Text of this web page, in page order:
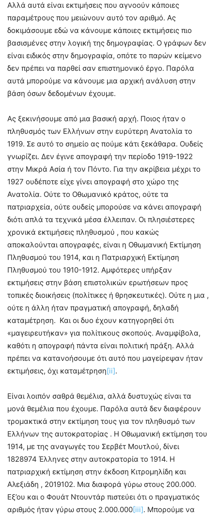
Αλλά αυτά είναι εκτιμήσεις που αγνοούν κάποιες
παραμέτρους που μειώνουν αυτό τον αριθμό. Ας
δοκιμάσουμε εδώ να κάνουμε κάποιες εκτιμήσεις πιο
βασισμένες στην λογική της δημογραφίας. Ο γράφων δεν
είναι ειδικός στην δημογραφία, οπότε το παρών κείμενο
δεν πρέπει να παρθεί σαν επιστημονικό έργο. Παρόλα
αυτά μπορούμε να κάνουμε μια αρχική ανάλυση στην
βάση όσων δεδομένων έχουμε.
Ας ξεκινήσουμε από μια βασική αρχή. Ποιος ήταν ο
πληθυσμός των Ελλήνων στην ευρύτερη Ανατολία το
1919. Σε αυτό το σημείο ας πούμε κάτι ξεκάθαρα. Ουδείς
γνωρίζει. Δεν έγινε απογραφή την περίοδο 1919-1922
στην Μικρά Ασία ή τον Πόντο. Για την ακρίβεια μέχρι το
1927 ουδέποτε είχε γίνει απογραφή στο χώρο της
Ανατολία. Ούτε το Οθωμανικό κράτος, ούτε τα
πατριαρχεία, ούτε ουδείς μπορούσε να κάνει απογραφή
διότι απλά τα τεχνικά μέσα έλλειπαν. Οι πλησιέστερες
χρονικά εκτιμήσεις πληθυσμού , που κακώς
αποκαλούνται απογραφές, είναι η Οθωμανική Εκτίμηση
Πληθυσμού του 1914, και η Πατριαρχική Εκτίμηση
Πληθυσμού του 1910-1912. Αμφότερες υπήρξαν
εκτιμήσεις στην βάση επιστολικών ερωτήσεων προς
τοπικές διοικήσεις (πολίτικες ή θρησκευτικές). Ούτε η μια ,
ούτε η άλλη ήταν πραγματική απογραφή, δηλαδή
καταμέτρηση. Και οι δυο έχουν κατηγορηθεί ότι
«μαγειρευτήκαν» για πολίτικους σκοπούς. Αναμφίβολα,
καθότι η απογραφή πάντα είναι πολιτική πράξη. Αλλά
πρέπει να κατανοήσουμε ότι αυτό που μαγείρεψαν ήταν
εκτιμήσεις, όχι καταμέτρηση[ii].
Είναι λοιπόν σαθρά θεμέλια, αλλά δυστυχώς είναι τα
μονά θεμέλια που έχουμε. Παρόλα αυτά δεν διαφέρουν
τρομακτικά στην εκτίμηση τους για τον πληθυσμό των
Ελλήνων της αυτοκρατορίας . Η Οθωμανική εκτίμηση του
1914, με της αναγωγές του Σερβέτ Μουτλού, δίνει
1828974 Έλληνες στην αυτοκρατορία το 1914. Η
πατριαρχική εκτίμηση στην έκδοση Κιτρομηλίδη και
Αλεξιάδη , 2019102. Μια διαφορά γύρω στους 200.000.
Εξ’ου και ο Φουάτ Ντουντάρ πιστεύει ότι ο πραγματικός
αριθμός ήταν γύρω στους 2.000.000[iii]. Μπορούμε να